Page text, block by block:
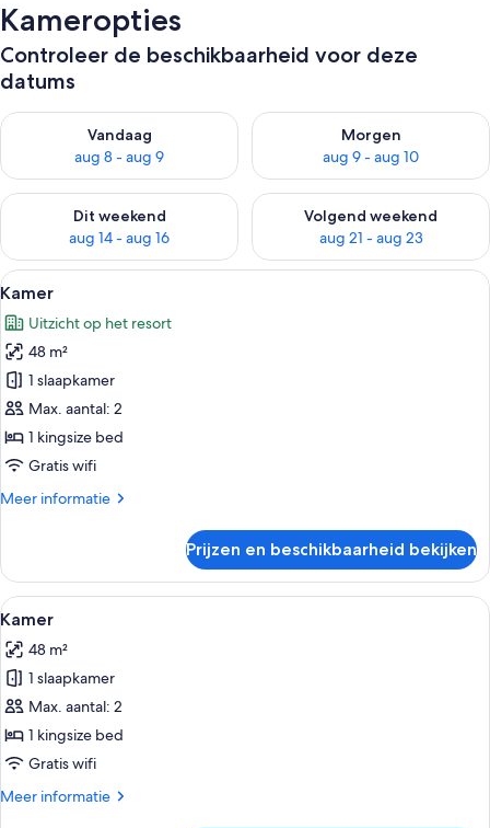
Kameropties
Controleer de beschikbaarheid voor deze
datums
Vandaag
aug 8 - aug 9
De beschikbaarheid controleren voor vanavond aug 8 - aug 9
Morgen
aug 9 - aug 10
De beschikbaarheid
Dit weekend
aug 14 - aug 16
De beschikbaarheid controleren voor dit weekend aug 14 -
Volgend weekend
aug 21 - aug 23
De beschikbaarheid
Alle
foto's
voor
Kamer
laden
Een moderne woonkamer met een
10
Kamer
Uitzicht op het resort
48 m²
1 slaapkamer
Max. aantal: 2
1 kingsize bed
Gratis wifi
Meer informatie
Meer
Prijzen en beschikbaarheid bekijken
Alle
foto's
voor
Kamer
laden
Een moderne woonkamer met een
15
Kamer
48 m²
1 slaapkamer
Max. aantal: 2
1 kingsize bed
Gratis wifi
Meer informatie
Meer